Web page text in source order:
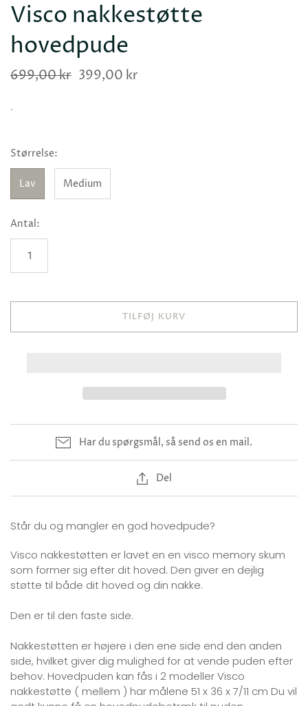
Visco nakkestøtte
hovedpude
699,00 kr 399,00 kr
.
Størrelse:
Lav Medium
Antal:
TILFØJ KURV
Har du spørgsmål, så send os en mail.
Del
Står du og mangler en god hovedpude?
Visco nakkestøtten er lavet en en visco memory skum
som former sig efter dit hoved. Den giver en dejlig
støtte til både dit hoved og din nakke.
Den er til den faste side.
Nakkestøtten er højere i den ene side end den anden
side, hvilket giver dig mulighed for at vende puden efter
behov. Hovedpuden kan fås i 2 modeller Visco
nakkestøtte ( mellem ) har målene 51 x 36 x 7/11 cm Du vil